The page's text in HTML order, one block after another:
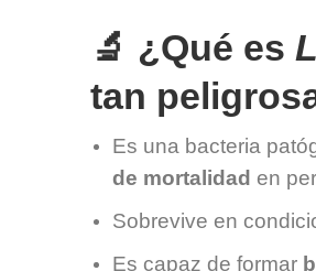
🔬 ¿Qué es
tan
Es una bacteria
de mortalidad en
Sobrevive en
Es capaz de formar